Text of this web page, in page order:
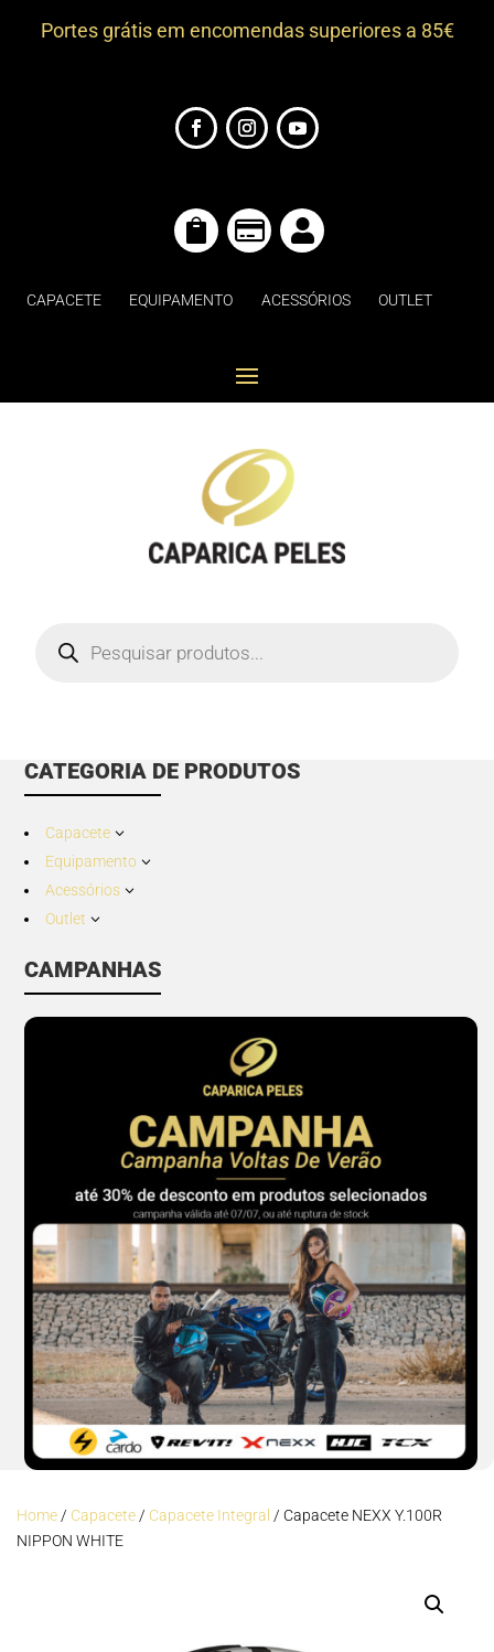
Portes grátis em encomendas superiores a 85€
  
CAPACETE EQUIPAMENTO ACESSÓRIOS OUTLET
search
CATEGORIA DE PRODUTOS
Capacete 3
Equipamento 3
Acessórios 3
Outlet 3
CAMPANHAS
Home/ Capacete/ Capacete Integral / Capacete NEXX Y.100R
NIPPON WHITE